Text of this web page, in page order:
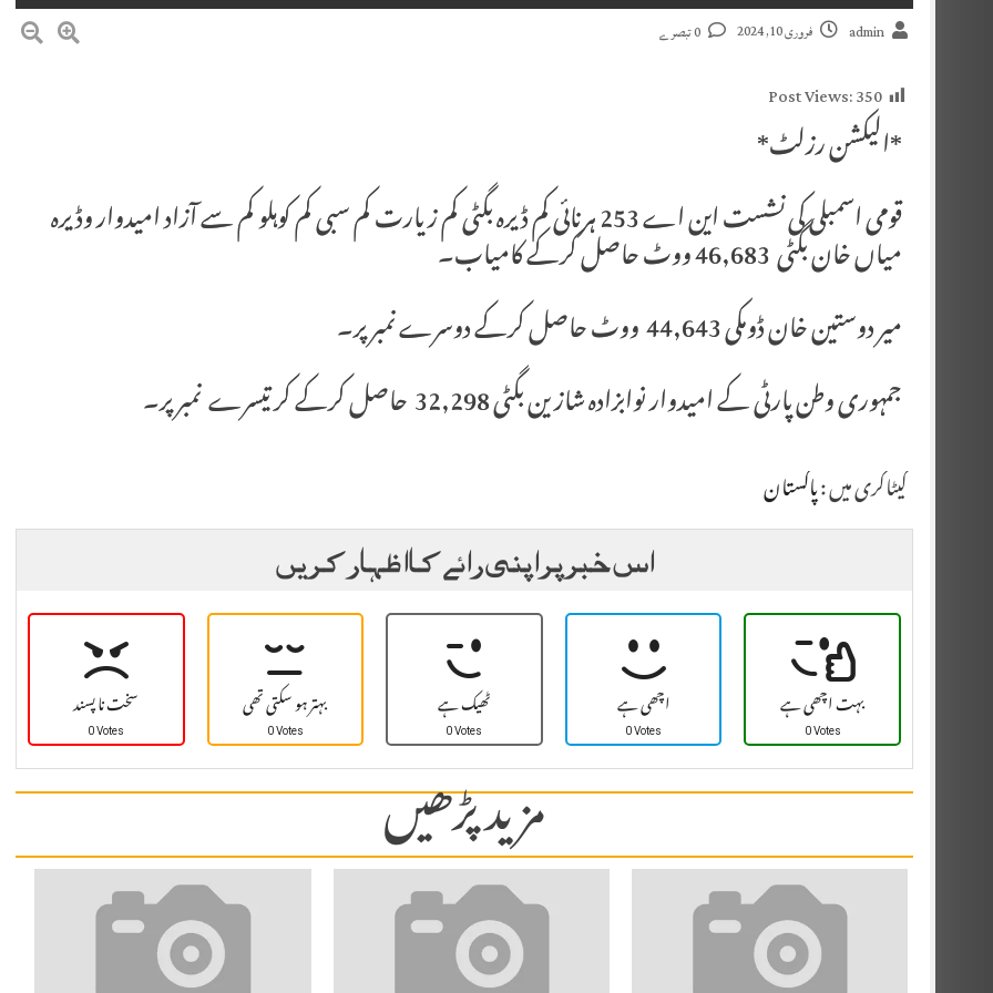
admin فروری 10, 2024
Post Views:350
*الیکشن رزلٹ*
قومی اسمبلی کی نشست این اے 253 ہرنائی کم ڈیرہ بگٹی کم زیارت کم سبی کم کوہلو کم سے آزاد امیدوار وڈیرہ
میاں خان بگٹی 46,683 ووٹ حاصل کرکے کامیاب۔
میر دوستین خان ڈومکی 44,643 ووٹ حاصل کرکے دوسرے نمبر پر۔
جمہوری وطن پارٹی کے امیدوار نوابزادہ شازین بگٹی 32,298 حاصل کرکے کر تیسرے نمبر پر۔
کیٹاگری میں :پاکستان
اس خبر پر اپنی رائے کا اظہار کریں
سخت نا پسند
0 Votes بہتر ہو سکتی تھی
0 Votes ٹھیک ہے
0 Votes اچھی ہے
0 Votes بہت اچھی ہے
0 Votes
مزید پڑھیں